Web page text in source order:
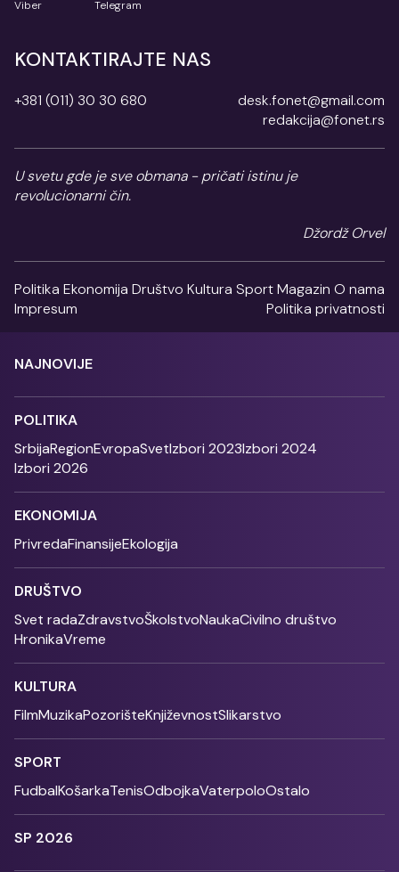
Viber Telegram
KONTAKTIRAJTE NAS
+381 (011) 30 30 680
desk.fonet@gmail.com
redakcija@fonet.rs
U svetu gde je sve obmana - pričati istinu je
revolucionarni čin.
Džordž Orvel
Politika Ekonomija Društvo Kultura SportMagazin O nama
Impresum
Politika privatnosti
NAJNOVIJE
POLITIKA
SrbijaRegionEvropaSvetIzbori 2023Izbori 2024
Izbori 2026
EKONOMIJA
PrivredaFinansijeEkologija
DRUŠTVO
Svet radaZdravstvoŠkolstvoNaukaCivilno društvo
HronikaVreme
KULTURA
FilmMuzikaPozorišteKnjiževnostSlikarstvo
SPORT
FudbalKošarkaTenisOdbojkaVaterpoloOstalo
SP 2026